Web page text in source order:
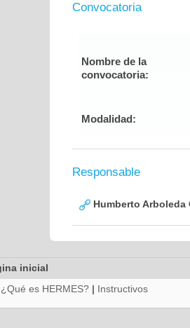
Convocatoria
Nombre de la
convocatoria:
Modalidad:
Responsable
Humberto Arboleda
inicial
¿Qué es HERMES? | Instructivos